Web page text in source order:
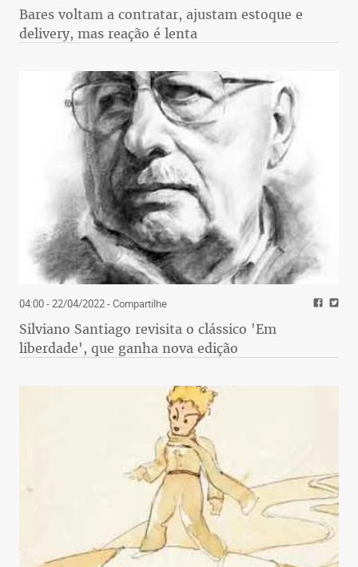
Bares voltam a contratar, ajustam estoque e
delivery, mas reação é lenta
04:00 - 22/04/2022- Compartilhe
Silviano Santiago revisita o clássico 'Em
liberdade', que ganha nova edição